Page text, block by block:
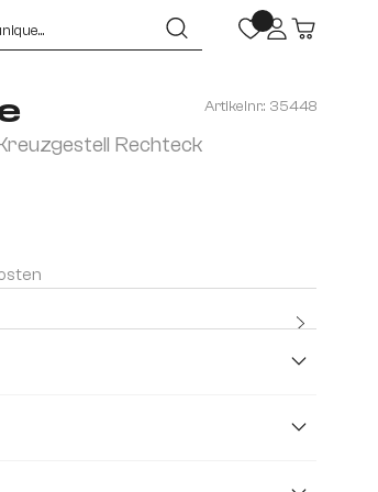
Rechteck
Artikelnr.: 35448